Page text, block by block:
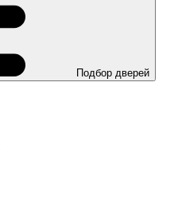
Подбор дверей